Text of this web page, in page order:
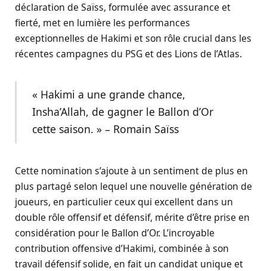
déclaration de Saïss, formulée avec assurance et
fierté, met en lumière les performances
exceptionnelles de Hakimi et son rôle crucial dans les
récentes campagnes du PSG et des Lions de l’Atlas.
« Hakimi a une grande chance,
Insha’Allah, de gagner le Ballon d’Or
cette saison. » – Romain Saïss
Cette nomination s’ajoute à un sentiment de plus en
plus partagé selon lequel une nouvelle génération de
joueurs, en particulier ceux qui excellent dans un
double rôle offensif et défensif, mérite d’être prise en
considération pour le Ballon d’Or. L’incroyable
contribution offensive d’Hakimi, combinée à son
travail défensif solide, en fait un candidat unique et